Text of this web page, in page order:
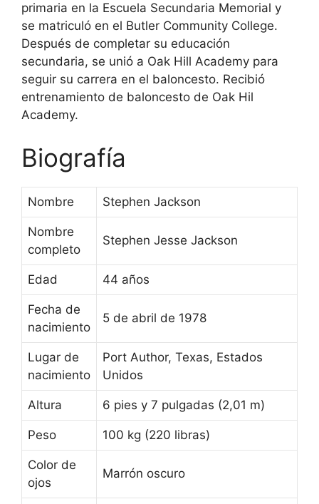
primaria en la Escuela Secundaria Memorial y
se matriculó en el Butler Community College.
Después de completar su educación
secundaria, se unió a Oak Hill Academy para
seguir su carrera en el baloncesto. Recibió
entrenamiento de baloncesto de Oak Hil
Academy.
Biografía
Nombre Stephen Jackson
Nombre
completo
Stephen Jesse Jackson
Edad 44 años
Fecha de
nacimiento
5 de abril de 1978
Lugar de
nacimiento
Port Author, Texas, Estados
Unidos
Altura 6 pies y 7 pulgadas (2,01 m)
Peso 100 kg (220 libras)
Color de
ojos
Marrón oscuro